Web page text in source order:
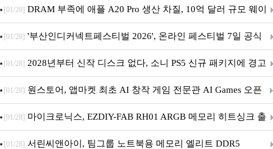
[01/28] DRAM 부족에 애플 A20 Pro 생산 차질, 10억 달러 규모 웨이
퍼 대기
[01/28] '부산인디커넥트페스티벌 2026', 온라인 페스티벌 7일 공식
개막... 22일간 진행
[01/28] 2028년부터 신작 디스크 없다, 소니 PS5 신규 패키지에 경고
문 추가
[01/28] 원스토어, 앱마켓 최초 AI 창작 게임 전문관 AI Games 오픈
[01/28] 마이크로닉스, EZDIY-FAB RH01 ARGB 메모리 히트싱크 출
시
[01/28] 서린씨앤아이, 팀그룹 노트북용 메모리 엘리트 DDR5